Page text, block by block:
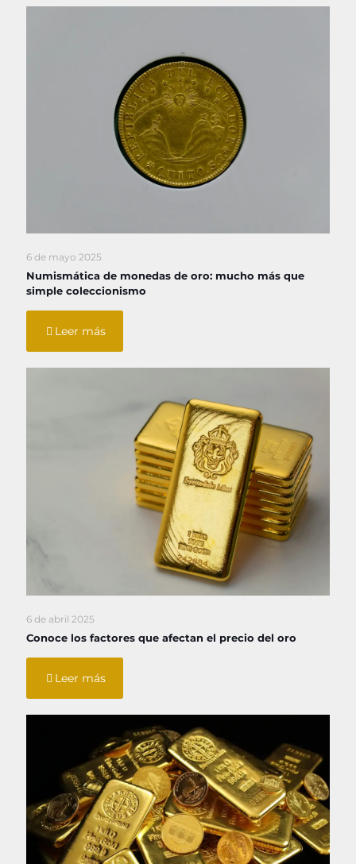
6 de mayo 2025
Numismática de monedas de oro: mucho más que
simple coleccionismo
Leer más
6 de abril 2025
Conoce los factores que afectan el precio del oro
Leer más